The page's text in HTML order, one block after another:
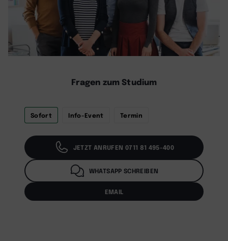
Fragen zum Studium
Sofort Info-Event Termin
JETZT ANRUFEN 0711 81 495-400
WHATSAPP SCHREIBEN
EMAIL